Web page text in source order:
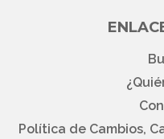
Política de Cambios,